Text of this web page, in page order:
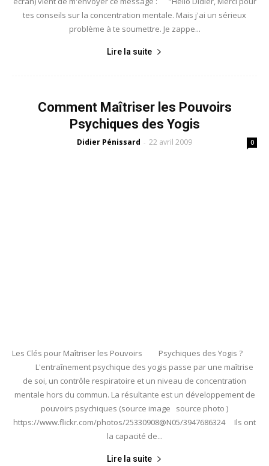
tes conseils sur la concentration mentale. Mais j'ai un sérieux
problème à te soumettre. Je zappe...
Lire la suite
Comment Maîtriser les Pouvoirs
Psychiques des Yogis
Didier Pénissard - 22 avril 2009 0
Les Clés pour Maîtriser les Pouvoirs Psychiques des Yogis ?
L'entraînement psychique des yogis passe par une maîtrise
de soi, un contrôle respiratoire et un niveau de concentration
mentale hors du commun. La résultante est un développement de
pouvoirs psychiques (source image source photo )
https://www.flickr.com/photos/25330908@N05/3947686324 Ils ont
la capacité de...
Lire la suite